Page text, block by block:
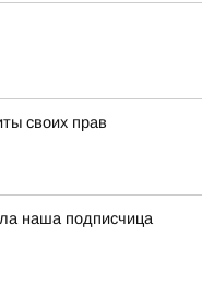
своих прав
наша подписчица